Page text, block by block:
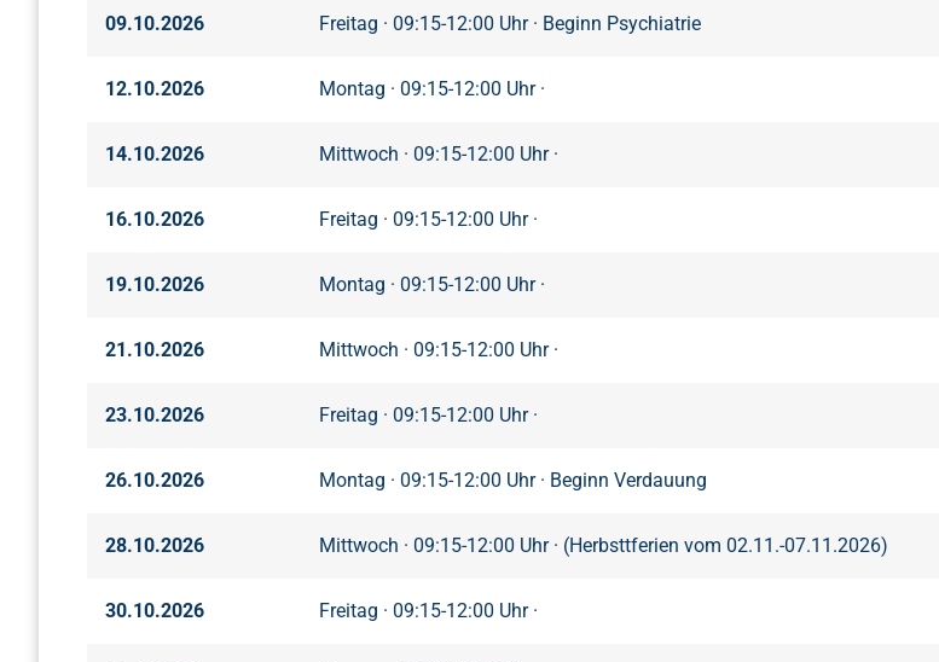
09.10.2026 Freitag · 09:15-12:00 Uhr · Beginn Psychiatrie
12.10.2026 Montag · 09:15-12:00 Uhr ·
14.10.2026 Mittwoch · 09:15-12:00 Uhr ·
16.10.2026 Freitag · 09:15-12:00 Uhr ·
19.10.2026 Montag · 09:15-12:00 Uhr ·
21.10.2026 Mittwoch · 09:15-12:00 Uhr ·
23.10.2026 Freitag · 09:15-12:00 Uhr ·
26.10.2026 Montag · 09:15-12:00 Uhr · Beginn Verdauung
28.10.2026 Mittwoch · 09:15-12:00 Uhr · (Herbsttferien vom 02.11.-07.11.2026)
30.10.2026 Freitag · 09:15-12:00 Uhr ·